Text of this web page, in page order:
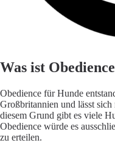
Was ist
Obedience für Hunde
Großbritannien und lässt sich
diesem Grund gibt es viele
Obedience würde es
zu erteilen.